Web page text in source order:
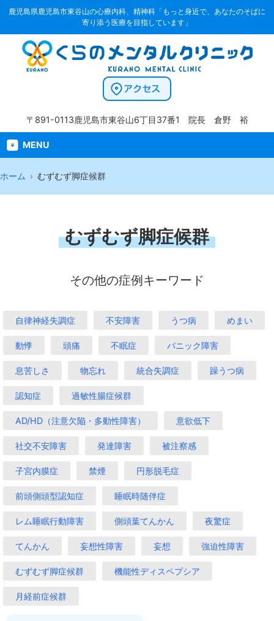
鹿児島県鹿児島市東谷山の心療内科、精神科「もっと身近で、あなたのそばに
寄り添う医療を目指しています」
〒891-0113鹿児島市東谷山6丁目37番1 院長 倉野 裕
MENU
ホーム むずむず脚症候群
むずむず脚症候群
その他の症例キーワード
自律神経失調症 不安障害 うつ病 めまい
動悸 頭痛 不眠症 パニック障害
息苦しさ 物忘れ 統合失調症 躁うつ病
認知症 過敏性腸症候群
AD/HD（注意欠陥・多動性障害） 意欲低下
社交不安障害 発達障害 被注察感
子宮内膜症 禁煙 円形脱毛症
前頭側頭型認知症 睡眠時随伴症
レム睡眠行動障害 側頭葉てんかん 夜驚症
てんかん 妄想性障害 妄想 強迫性障害
むずむず脚症候群 機能性ディスペプシア
月経前症候群